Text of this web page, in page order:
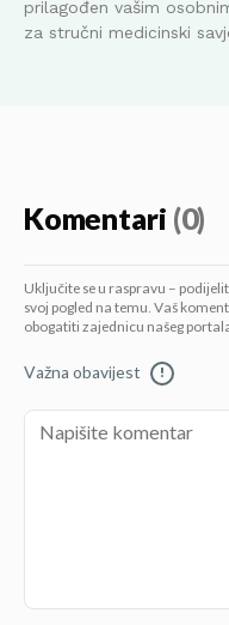
prilagođen vašim
za stručni medicinski
Komentari (0)
Uključite se u raspravu –
svoj pogled na temu. Vaš
obogatiti zajednicu našeg
Važna obavijest !